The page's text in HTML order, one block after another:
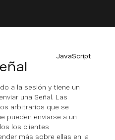
JavaScript
a la sesión y tiene un
una Señal. Las
arbitrarios que se
pueden enviarse a un
los clientes
más sobre ellas en la